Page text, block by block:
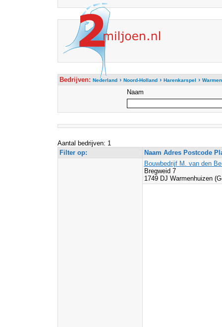
Bedrijven: Nederland› Noord-Holland› Harenkarspel ›
Naam
Aantal bedrijven: 1
Filter op:
Naam Adres Postcode
Bouwbedrijf M. van den
Bregweid 7
1749 DJ Warmenhuizen